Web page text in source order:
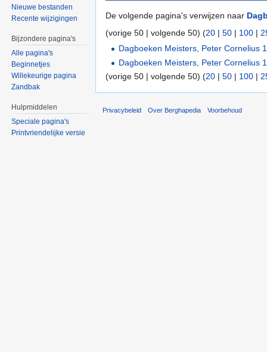
De volgende pagina's verwijzen naar
(vorige 50 | volgende 50) (20 | 50 | 100 |
Dagboeken Meisters, Peter Cornelius
Dagboeken Meisters, Peter Cornelius
(vorige 50 | volgende 50) (20 | 50 | 100 |
Nieuwe bestanden
Recente wijzigingen
Bijzondere pagina's
Alle pagina's
Beginnetjes
Willekeurige pagina
Zandbak
Hulpmiddelen
Speciale pagina's
Printvriendelijke versie
Privacybeleid Over Berghapedia Voorbehoud